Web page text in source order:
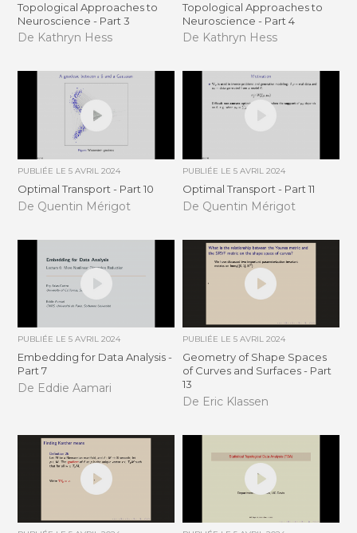
Topological Approaches to
Neuroscience - Part 3
De Kathryn Hess
Topological Approaches to
Neuroscience - Part 4
De Kathryn Hess
PUBLIÉE LE5 AVRIL 2024
Optimal Transport - Part 10
De Quentin Mérigot
PUBLIÉE LE 5 AVRIL 2024
Optimal Transport - Part 11
De Quentin Mérigot
PUBLIÉE LE5 AVRIL 2024
Embedding for Data Analysis -
Part 7
De Eddie Aamari
PUBLIÉE LE 5 AVRIL 2024
Geometry of Shape Spaces
of Curves and Surfaces - Part
13
De Eric Klassen